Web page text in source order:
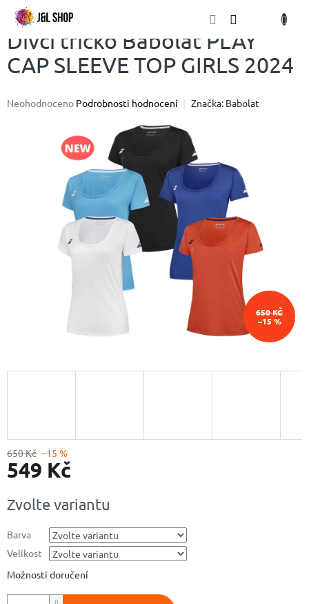
Přejít
obsah
Dívčí tričko Babolat PLAY
CAP SLEEVE TOP GIRLS 2024
Průměrné
Neohodnoceno Podrobnosti hodnocení Značka: Babolat
650 KČ
–15 %
650 Kč –15 %
549 Kč
cena:
Zvolte variantu
Barva
Velikost
Možnosti doručení